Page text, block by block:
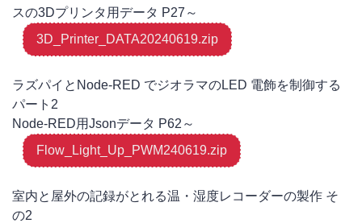
スの3Dプリンタ用データ P27～
3D_Printer_DATA20240619.zip
ラズパイとNode-RED でジオラマのLED 電飾を制御する
パート2
Node-RED用Jsonデータ P62～
Flow_Light_Up_PWM240619.zip
室内と屋外の記録がとれる温・湿度レコーダーの製作 そ
の2